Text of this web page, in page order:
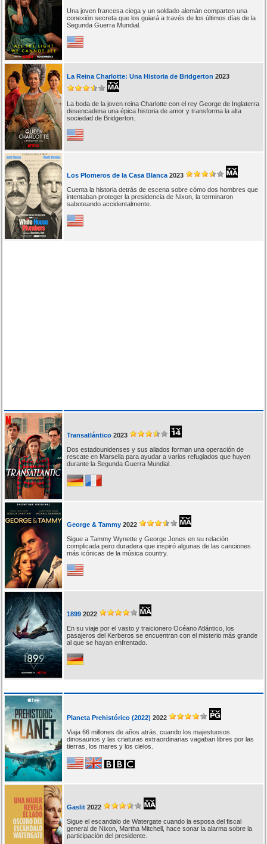
Una joven francesa ciega y un soldado alemán comparten una
conexión secreta que los guiará a través de los últimos días de la
Segunda Guerra Mundial.
La Reina Charlotte: Una Historia de Bridgerton 2023
La boda de la joven reina Charlotte con el rey George de Inglaterra
desencadena una épica historia de amor y transforma la alta
sociedad de Bridgerton.
Los Plomeros de la Casa Blanca 2023
Cuenta la historia detrás de escena sobre cómo dos hombres que
intentaban proteger la presidencia de Nixon, la terminaron
saboteando accidentalmente.
Transatlántico 2023
Dos estadounidenses y sus aliados forman una operación de
rescate en Marsella para ayudar a varios refugiados que huyen
durante la Segunda Guerra Mundial.
George & Tammy 2022
Sigue a Tammy Wynette y George Jones en su relación
complicada pero duradera que inspiró algunas de las canciones
más icónicas de la música country.
1899 2022
En su viaje por el vasto y traicionero Océano Atlántico, los
pasajeros del Kerberos se encuentran con el misterio más grande
al que se hayan enfrentado.
Planeta Prehistórico (2022) 2022
Viaja 66 millones de años atrás, cuando los majestuosos
dinosaurios y las criaturas extraordinarias vagaban libres por las
tierras, los mares y los cielos.
Gaslit 2022
Sigue el escandalo de Watergate cuando la esposa del fiscal
general de Nixon, Martha Mitchell, hace sonar la alarma sobre la
participación del presidente.